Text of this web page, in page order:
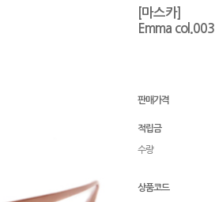
[마스카]
Emma col.003
판매가격
적립금
수량
상품코드